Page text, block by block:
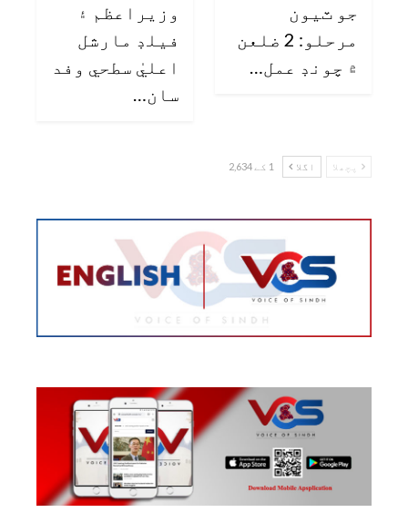
جو ٽيون
مرحلو: 2 ضلعن
۾ چونڊ عمل…
وزيراعظم ۽
فيلڊ مارشل
اعليٰ سطحي وفد
سان…
پچھلا اگلا 1 کے 2,634